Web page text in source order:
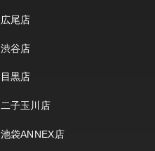
広尾店
渋谷店
目黒店
二子玉川店
池袋ANNEX店